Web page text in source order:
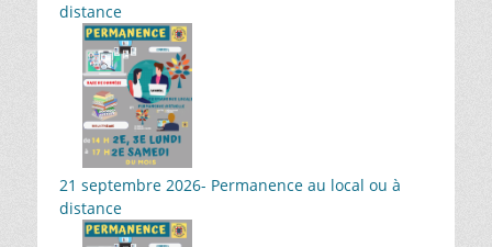
distance
21 septembre 2026- Permanence au local ou à
distance